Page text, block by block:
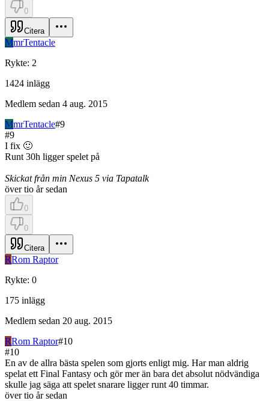
0
Citera
MmrTentacle
Rykte: 2
1424 inlägg
Medlem sedan 4 aug. 2015
MmrTentacle#9
#9
I fix 🙂
Runt 30h ligger spelet på
Skickat från min Nexus 5 via Tapatalk
över tio år sedan
0
0
Citera
RRom Raptor
Rykte: 0
175 inlägg
Medlem sedan 20 aug. 2015
RRom Raptor#10
#10
En av de allra bästa spelen som gjorts enligt mig. Har man aldrig
spelat ett Final Fantasy och gör mer än bara det absolut nödvändiga
skulle jag säga att spelet snarare ligger runt 40 timmar.
över tio år sedan